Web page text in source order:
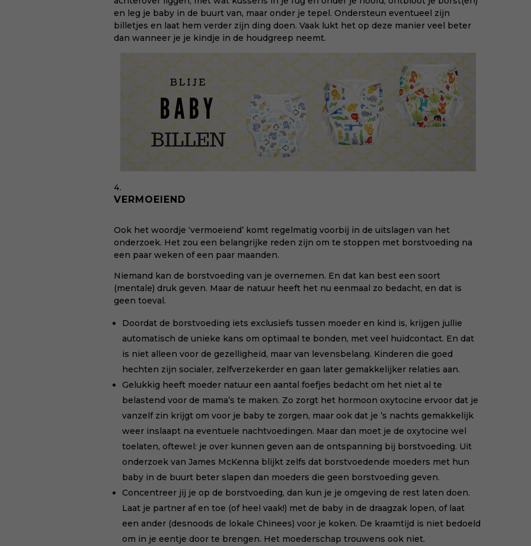
en leg je baby in de buurt van, maar onder je tepel. Ondersteun eventueel zijn
billetjes en laat hem verder zijn ding doen. Vaak lukt het op deze manier veel beter
dan wanneer je je kindje in de houdgreep neemt.
VERMOEIEND
Ook het woordje ‘vermoeiend’ komt regelmatig voorbij in de uitslagen van het
onderzoek. Het zou een belangrijke reden zijn om te stoppen met borstvoeding na
een paar weken of een paar maanden.
Niemand kan de borstvoeding van je overnemen. En dat kan best een soort
(mentale) druk geven. Maar de natuur heeft het nu eenmaal zo bedacht, en dat is
geen toeval.
Doordat de borstvoeding iets exclusiefs tussen moeder en kind is, krijgen jullie
automatisch de unieke kans om optimaal te bonden, met veel huidcontact. En dat
is niet alleen voor de gezelligheid, maar van levensbelang. Kinderen die goed
hechten zijn socialer, zelfverzekerder en gaan later gemakkelijker relaties aan.
Gelukkig heeft moeder natuur een aantal foefjes bedacht om het niet al te
belastend voor de mama’s te maken. Zo zorgt het hormoon oxytocine ervoor dat je
vanzelf zin krijgt om voor je baby te zorgen, maar ook dat je ’s nachts gemakkelijk
weer inslaapt na eventuele nachtvoedingen. Maar dan moet je de oxytocine wel
toelaten, oftewel: je over kunnen geven aan de ontspanning bij borstvoeding. Uit
onderzoek van James McKenna blijkt zelfs dat borstvoedende moeders met hun
baby in de buurt beter slapen dan moeders die geen borstvoeding geven.
Concentreer jij je op de borstvoeding, dan kun je je omgeving de rest laten doen.
Laat je partner af en toe (of heel vaak!) met de baby in de draagzak lopen, of laat
een ander (desnoods de lokale Chinees) voor je koken. De kraamtijd is niet bedoeld
om in je eentje door te brengen. Het moederschap trouwens ook niet.